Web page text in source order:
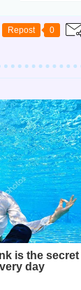
Repost 0